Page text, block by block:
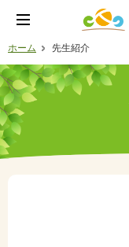
ホーム 先生紹介